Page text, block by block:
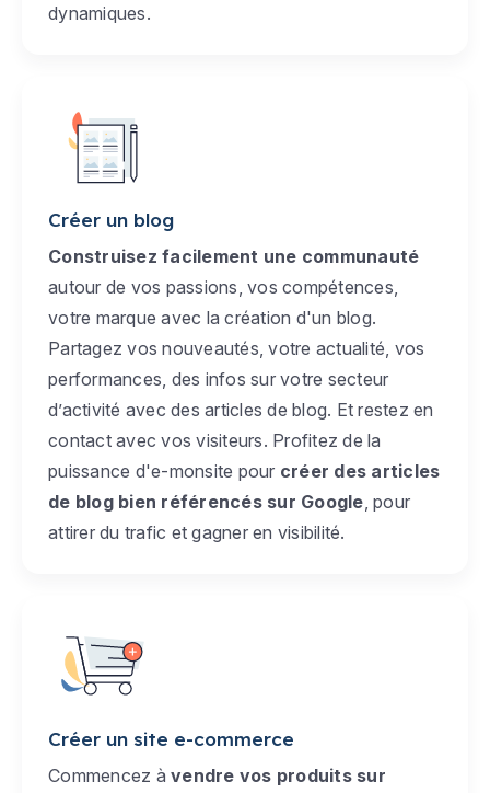
dynamiques.
Créer un blog
Construisez facilement une communauté
autour de vos passions, vos compétences,
votre marque avec la création d'un blog.
Partagez vos nouveautés, votre actualité, vos
performances, des infos sur votre secteur
d’activité avec des articles de blog. Et restez en
contact avec vos visiteurs. Profitez de la
puissance d'e-monsite pour créer des articles
de blog bien référencés sur Google , pour
attirer du trafic et gagner en visibilité.
Créer un site e-commerce
Commencez à vendre vos produits sur